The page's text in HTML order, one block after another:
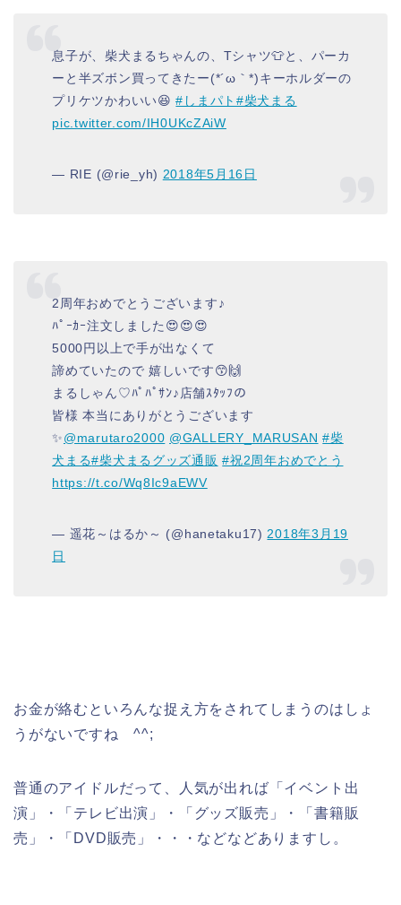
息子が、柴犬まるちゃんの、Tシャツ👕と、パーカ
ーと半ズボン買ってきたー(*´ω｀*)キーホルダーの
プリケツかわいい😆#しまパト #柴犬まる
pic.twitter.com/IH0UKcZAiW
— RIE (@rie_yh) 2018年5月16日
2周年おめでとうございます♪
ﾊﾟｰｶｰ注文しました😍😍😍
5000円以上で手が出なくて
諦めていたので 嬉しいです😙🙌
まるしゃん♡ﾊﾟﾊﾟｻﾝ♪店舗ｽﾀｯﾌの
皆様 本当にありがとうございます
✨@marutaro2000 @GALLERY_MARUSAN #柴
犬まる#柴犬まるグッズ通販 #祝2周年おめでとう
https://t.co/Wq8Ic9aEWV
— 遥花～はるか～ (@hanetaku17) 2018年3月19
日
お金が絡むといろんな捉え方をされてしまうのはしょ
うがないですね ^^;
普通のアイドルだって、人気が出れば「イベント出
演」・「テレビ出演」・「グッズ販売」・「書籍販
売」・「DVD販売」・・・などなどありますし。